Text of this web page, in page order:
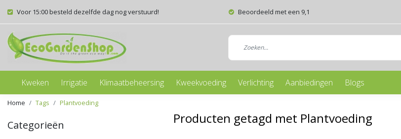
Voor 15:00 besteld dezelfde dag nog verstuurd! Beoordeeld met een 9,1
Kweken Irrigatie Klimaatbeheersing Kweekvoeding Verlichting Aanbiedingen Blogs
Home Tags Plantvoeding
Categorieën Producten getagd met Plantvoeding